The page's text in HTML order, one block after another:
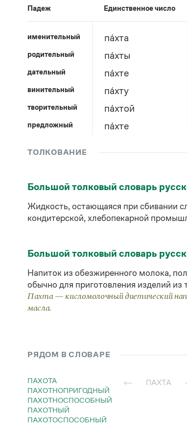
Падеж Единственное число
именительный па́хта
родительный па́хты
дательный па́хте
винительный па́хту
творительный па́хтой
предложный па́хте
ТОЛКОВАНИЕ
Большой толковый словарь
Напиток из обезжиренного молока,
обычно для приготовления изделий из
Пахта — кисломолочный диетический
масла.
Большой толковый словарь
Жидкость, остающаяся при сбивании
кондитерской, хлебопекарной
РЯДОМ В СЛОВАРЕ
ПАХОТА
ПАХОТНОПРИГОДНЫЙ
ПАХОТНОСПОСОБНЫЙ
ПАХОТНЫЙ
ПАХОТОСПОСОБНЫЙ
ПАХТА